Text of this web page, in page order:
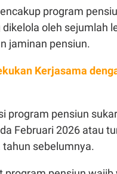
program
oleh sejumlah
jaminan pensiun.
Kerjasama
program pensiun
Februari 2026 atau
sebelumnya.